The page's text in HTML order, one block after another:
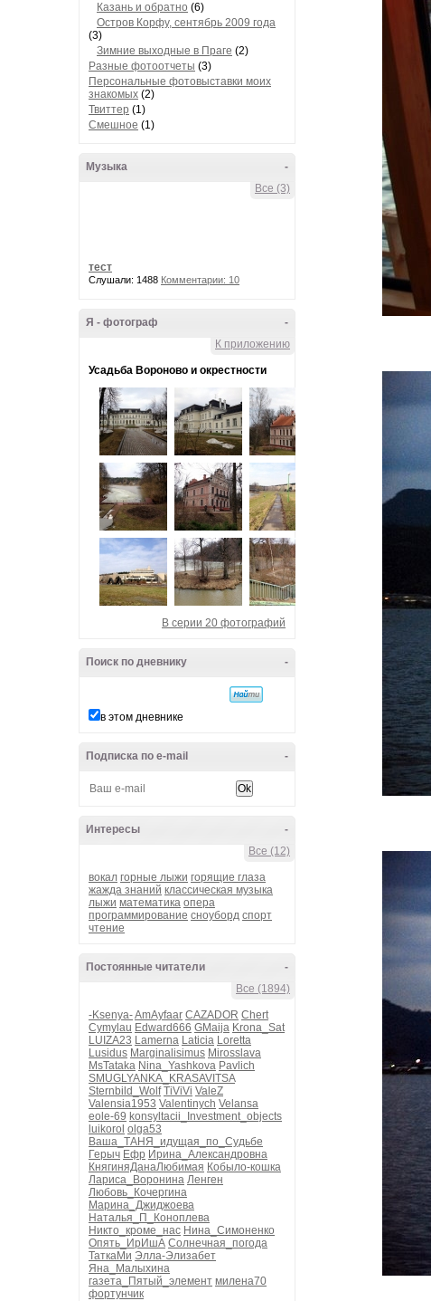
Казань и обратно (6)
Остров Корфу, сентябрь 2009 года
(3)
Зимние выходные в Праге (2)
Разные фотоотчеты (3)
Персональные фотовыставки моих
знакомых (2)
Твиттер (1)
Смешное (1)
-
Музыка
Все (3)
тест
Слушали: 1488 Комментарии: 10
-
Я - фотограф
К приложению
Усадьба Вороново и окрестности
В серии 20 фотографий
-
Поиск по дневнику
в этом дневнике
-
Подписка по e-mail
-
Интересы
Все (12)
вокал горные лыжи горящие глаза
жажда знаний классическая музыка
лыжи математика опера
программирование сноуборд спорт
чтение
-
Постоянные читатели
Все (1894)
-Ksenya-AmAyfaar CAZADOR Chert
Cymylau Edward666 GMaija Krona_Sat
LUIZA23 Lamerna Laticia Loretta
Lusidus Marginalisimus Mirosslava
MsTataka Nina_Yashkova Pavlich
SMUGLYANKA_KRASAVITSA
Sternbild_Wolf TiViVi ValeZ
Valensia1953 Valentinych Velansa
eole-69 konsyltacii_Investment_objects
luikorol olga53
Ваша_ТАНЯ_идущая_по_Судьбе
Герыч Ефр Ирина_Александровна
КнягиняДанаЛюбимая Кобыло-кошка
Лариса_Воронина Ленген
Любовь_Кочергина
Марина_Джиджоева
Наталья_П_Коноплева
Никто_кроме_нас Нина_Симоненко
Опять_ИрИшА Солнечная_погода
ТаткаМи Элла-Элизабет
Яна_Малыхина
газета_Пятый_элемент милена70
фортунчик